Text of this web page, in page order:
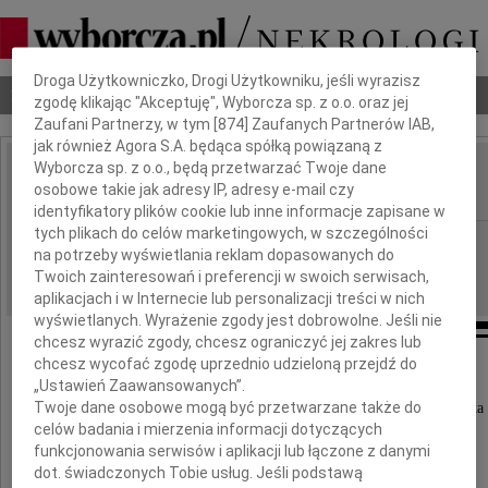
Nekrologi Odeszli Poradnik pogrzebowy
IMIĘ I NAZWISKO: Anna Zejfer
REGION: Łódź
DATA EMISJI: 14.10.2017
Dnia 10 października 2017 roku
odeszła moja wspaniała, ukochana Przyjaciólka
Dbamy o Twoją prywatność
Droga Użytkowniczko, Drogi Użytkowniku, jeśli wyrazisz
zgodę klikając "Akceptuję", Wyborcza sp. z o.o. oraz jej
Zaufani Partnerzy, w tym [874 ] Zaufanych Partnerów IAB,
jak również Agora S.A. będąca spółką powiązaną z
Wyborcza sp. z o.o., będą przetwarzać Twoje dane
osobowe takie jak adresy IP, adresy e-mail czy
identyfikatory plików cookie lub inne informacje zapisane w
tych plikach do celów marketingowych, w szczególności
na potrzeby wyświetlania reklam dopasowanych do
Twoich zainteresowań i preferencji w swoich serwisach,
aplikacjach i w Internecie lub personalizacji treści w nich
wyświetlanych. Wyrażenie zgody jest dobrowolne. Jeśli nie
chcesz wyrazić zgody, chcesz ograniczyć jej zakres lub
chcesz wycofać zgodę uprzednio udzieloną przejdź do
„Ustawień Zaawansowanych”.
Twoje dane osobowe mogą być przetwarzane także do
celów badania i mierzenia informacji dotyczących
funkcjonowania serwisów i aplikacji lub łączone z danymi
dot. świadczonych Tobie usług. Jeśli podstawą